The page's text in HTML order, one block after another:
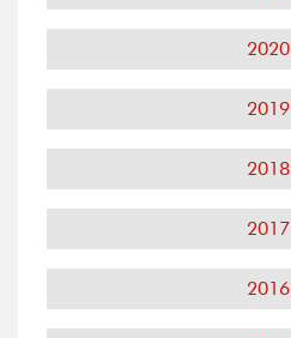
2020
2019
2018
2017
2016